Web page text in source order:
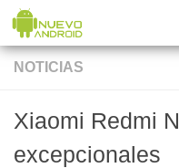
Saltar al contenido
NOTICIAS
Xiaomi Redmi
excepcionales